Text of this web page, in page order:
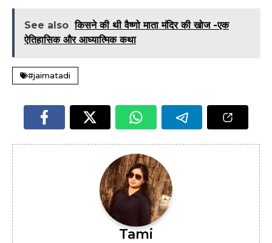
See also किसने की थी वैष्णो माता मंदिर की खोज -एक
ऐतिहासिक और आध्यात्मिक कथा
#jaimatadi
Tami